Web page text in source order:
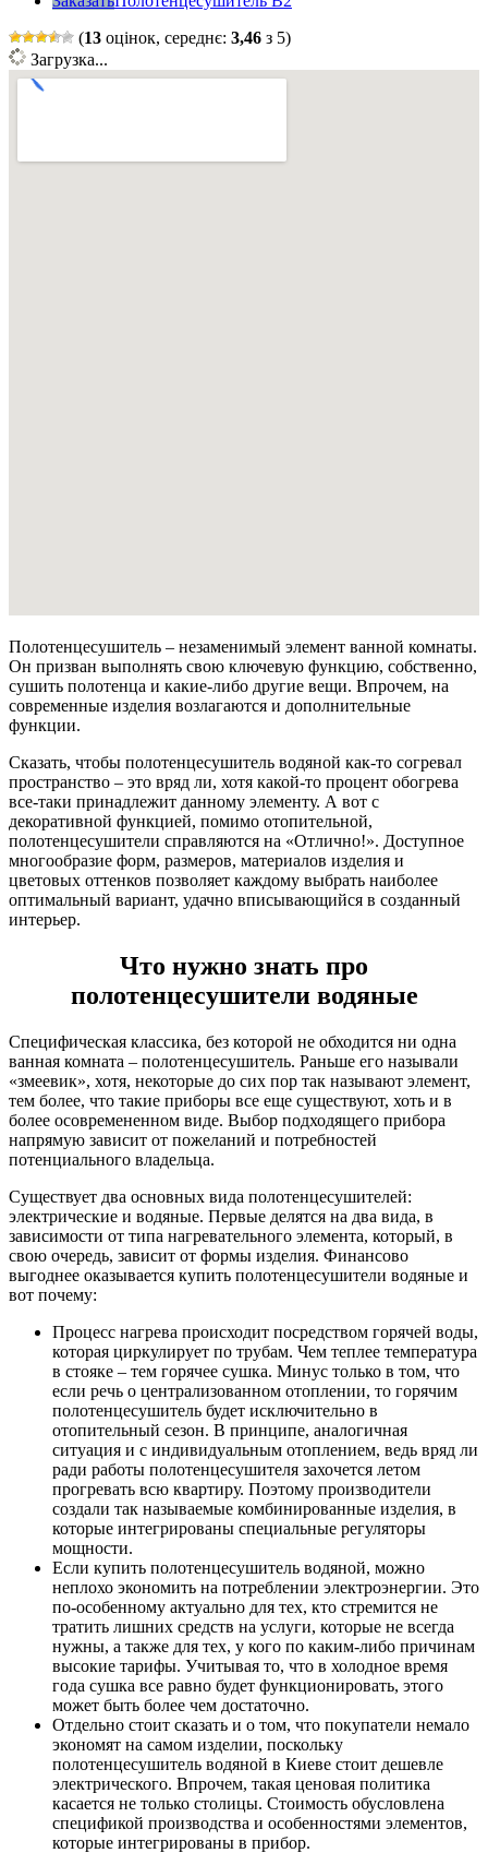
(13 оцінок, середнє: 3,46 з 5)
Загрузка...
Полотенцесушитель – незаменимый элемент ванной комнаты.
Он призван выполнять свою ключевую функцию, собственно,
сушить полотенца и какие-либо другие вещи. Впрочем, на
современные изделия возлагаются и дополнительные
функции.
Сказать, чтобы полотенцесушитель водяной как-то согревал
пространство – это вряд ли, хотя какой-то процент обогрева
все-таки принадлежит данному элементу. А вот с
декоративной функцией, помимо отопительной,
полотенцесушители справляются на «Отлично!». Доступное
многообразие форм, размеров, материалов изделия и
цветовых оттенков позволяет каждому выбрать наиболее
оптимальный вариант, удачно вписывающийся в созданный
интерьер.
Что нужно знать про
полотенцесушители водяные
Специфическая классика, без которой не обходится ни одна
ванная комната – полотенцесушитель. Раньше его называли
«змеевик», хотя, некоторые до сих пор так называют элемент,
тем более, что такие приборы все еще существуют, хоть и в
более осовремененном виде. Выбор подходящего прибора
напрямую зависит от пожеланий и потребностей
потенциального владельца.
Существует два основных вида полотенцесушителей:
электрические и водяные. Первые делятся на два вида, в
зависимости от типа нагревательного элемента, который, в
свою очередь, зависит от формы изделия. Финансово
выгоднее оказывается купить полотенцесушители водяные и
вот почему:
Процесс нагрева происходит посредством горячей воды,
которая циркулирует по трубам. Чем теплее температура
в стояке – тем горячее сушка. Минус только в том, что
если речь о централизованном отоплении, то горячим
полотенцесушитель будет исключительно в
отопительный сезон. В принципе, аналогичная
ситуация и с индивидуальным отоплением, ведь вряд ли
ради работы полотенцесушителя захочется летом
прогревать всю квартиру. Поэтому производители
создали так называемые комбинированные изделия, в
которые интегрированы специальные регуляторы
мощности.
Если купить полотенцесушитель водяной, можно
неплохо экономить на потреблении электроэнергии. Это
по-особенному актуально для тех, кто стремится не
тратить лишних средств на услуги, которые не всегда
нужны, а также для тех, у кого по каким-либо причинам
высокие тарифы. Учитывая то, что в холодное время
года сушка все равно будет функционировать, этого
может быть более чем достаточно.
Отдельно стоит сказать и о том, что покупатели немало
экономят на самом изделии, поскольку
полотенцесушитель водяной в Киеве стоит дешевле
электрического. Впрочем, такая ценовая политика
касается не только столицы. Стоимость обусловлена
спецификой производства и особенностями элементов,
которые интегрированы в прибор.